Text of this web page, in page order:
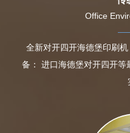
Office
全新对开四开海德堡印刷
备： 进口海德堡对开四开